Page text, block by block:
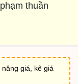
thuần
giá, kê giá